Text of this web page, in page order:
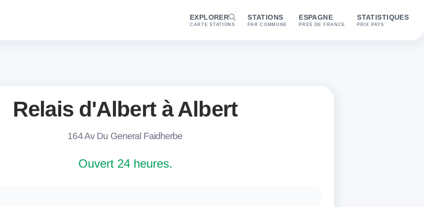
EXPLORER
CARTE STATIONS
STATIONS
PAR COMMUNE
ESPAGNE
PRES DE FRANCE
STATISTIQUES
PRIX PAYS
Relais d'Albert à Albert
164 Av Du General Faidherbe
Ouvert 24 heures.